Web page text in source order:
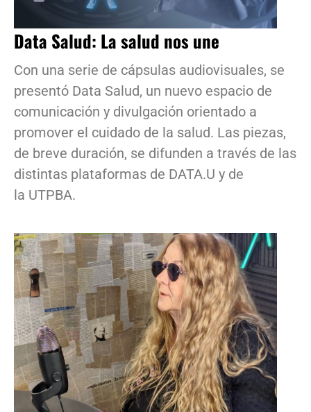
Data Salud: La salud nos une
Con una serie de cápsulas audiovisuales, se
presentó Data Salud, un nuevo espacio de
comunicación y divulgación orientado a
promover el cuidado de la salud. Las piezas,
de breve duración, se difunden a través de las
distintas plataformas de DATA.U y de
la UTPBA.